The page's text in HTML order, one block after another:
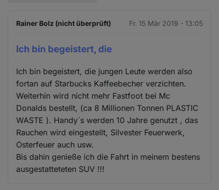
Rainer Bolz (nicht überprüft) Fr. 15 Mär 2019 - 13:05
Ich bin begeistert, die
Ich bin begeistert, die jungen Leute werden also
fortan auf Starbucks Kaffeebecher verzichten.
Weiterhin wird nicht mehr Fastfoot bei Mc
Donalds bestellt, (ca 8 Millionen Tonnen PLASTIC
WASTE ). Handy´s werden 10 Jahre genutzt , das
Rauchen wird eingestellt, Silvester Feuerwerk,
Osterfeuer auch usw.
Bis dahin genieße ich die Fahrt in meinem bestens
ausgestatteteten SUV !!!